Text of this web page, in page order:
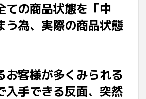
ての商品状態を「中
う為、実際の商品状態
お客様が多くみられる
入手できる反面、突然